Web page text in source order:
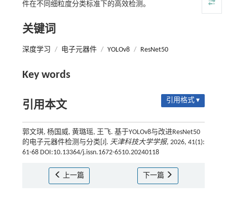
件在不同细粒度分类标准下的高效检测。
关键词
深度学习 / 电子元器件 / YOLOv8 / ResNet50
Key words
引用本文 引用格式 ▾
郭文琪, 杨国威, 黄璐瑶, 王飞. 基于YOLOv8与改进ResNet50
的电子元器件检测与分类[J]. 天津科技大学学报, 2026, 41(1):
61-68 DOI:10.13364/j.issn.1672-6510.20240118
上一篇 下一篇